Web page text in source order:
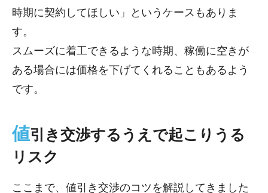
時期に契約してほしい」というケースもありま
す。
スムーズに着工できるような時期、稼働に空きが
ある場合には価格を下げてくれることもあるよう
です。
値引き交渉するうえで起こりうる
リスク
ここまで、値引き交渉のコツを解説してきました